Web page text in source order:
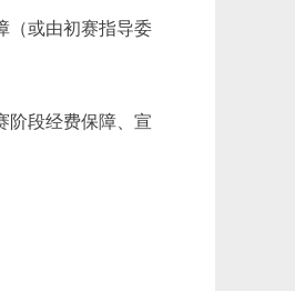
（或由初赛指导委
阶段经费保障、宣